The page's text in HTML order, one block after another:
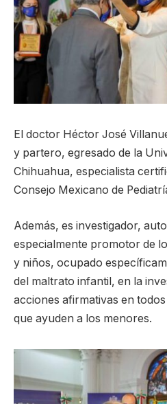
El doctor Héctor José
y partero, egresado de la
Chihuahua, especialista
Consejo Mexicano de
Además, es investigador,
especialmente promotor de
y niños, ocupado
del maltrato infantil, en la
acciones afirmativas en
que ayuden a los menores.